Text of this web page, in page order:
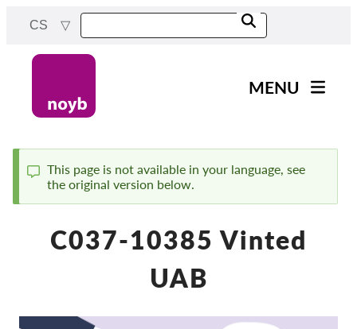
content
CS
navigation
MENU
orgánů
společnosti
Status
message
This page is not available in your language, see
the original version below.
C037-10385 Vinted
UAB